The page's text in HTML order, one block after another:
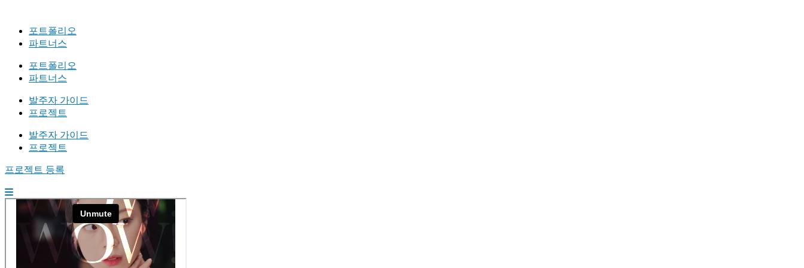
포트폴리오
파트너스
포트폴리오
파트너스
발주자 가이드
프로젝트
발주자 가이드
프로젝트
프로젝트 등록